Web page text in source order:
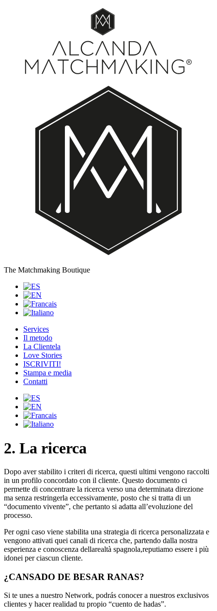
The Matchmaking Boutique
Services
Il metodo
La Clientela
Love Stories
ISCRIVITI!
Stampa e media
Contatti
2. La ricerca
Dopo aver stabilito i criteri di ricerca, questi ultimi vengono raccolti
in un profilo concordato con il cliente. Questo documento ci
permette di concentrare la ricerca verso una determinata direzione
ma senza restringerla eccessivamente, posto che si tratta di un
“documento vivente”, che pertanto si adatta all’evoluzione del
processo.
Per ogni caso viene stabilita una strategia di ricerca personalizzata e
vengono attivati quei canali di ricerca che, partendo dalla nostra
esperienza e conoscenza dellarealtà spagnola,reputiamo essere i più
idonei per ciascun cliente.
¿CANSADO DE BESAR RANAS?
Si te unes a nuestro Network, podrás conocer a nuestros exclusivos
clientes y hacer realidad tu propio “cuento de hadas”.